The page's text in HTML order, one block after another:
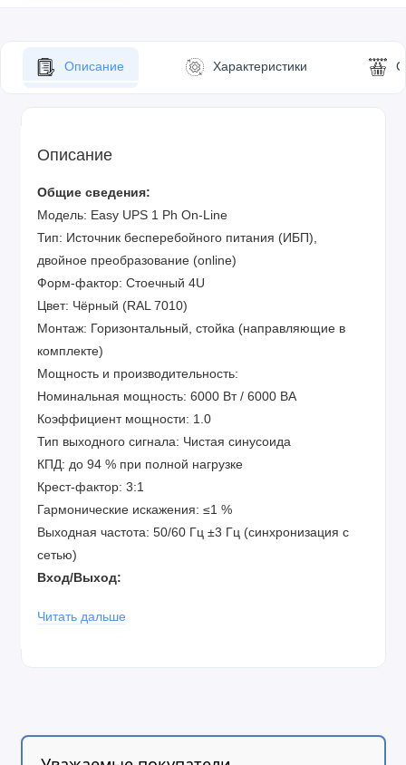
Описание Характеристики
Описание
Общие сведения:
Модель: Easy UPS 1 Ph On-Line
Тип: Источник бесперебойного питания (ИБП),
двойное преобразование (online)
Форм-фактор: Стоечный 4U
Цвет: Чёрный (RAL 7010)
Монтаж: Горизонтальный, стойка (направляющие в
комплекте)
Мощность и производительность:
Номинальная мощность: 6000 Вт / 6000 ВА
Коэффициент мощности: 1.0
Тип выходного сигнала: Чистая синусоида
КПД: до 94 % при полной нагрузке
Крест-фактор: 3:1
Гармонические искажения: ≤1 %
Выходная частота: 50/60 Гц ±3 Гц (синхронизация с
сетью)
Вход/Выход:
300 В (100% нагрузка)
Входной разъём: 1 x жёсткое подключение (3 провода:
провода: 1P + N + E)
Выходное напряжение: настраиваемое: 220 В / 230 В /
Читать дальше